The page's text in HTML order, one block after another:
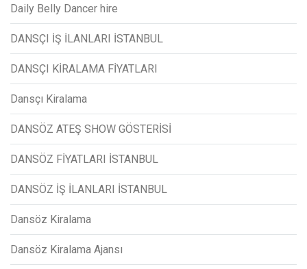
Daily Belly Dancer hire
DANSÇI İŞ İLANLARI İSTANBUL
DANSÇI KİRALAMA FİYATLARI
Dansçı Kiralama
DANSÖZ ATEŞ SHOW GÖSTERİSİ
DANSÖZ FİYATLARI İSTANBUL
DANSÖZ İŞ İLANLARI İSTANBUL
Dansöz Kiralama
Dansöz Kiralama Ajansı